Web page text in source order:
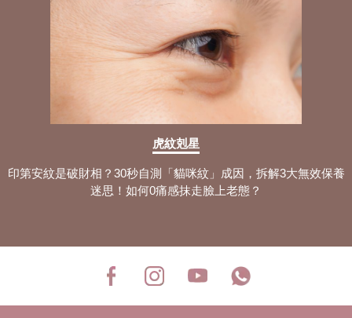
虎紋剋星
印第安紋是破財相？30秒自測「貓咪紋」成因，拆解3大無效保養
迷思！如何0痛感抹走臉上老態？